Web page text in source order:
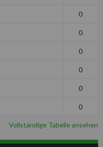
0
0
0
0
0
0
Vollständige Tabelle ansehen